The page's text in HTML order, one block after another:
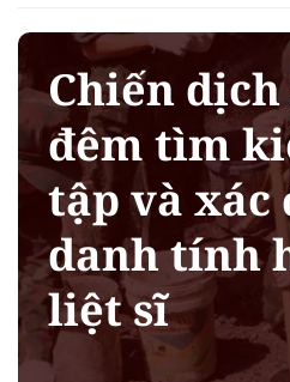
Chiến dịch
đêm tìm
tập và xác
danh tính
liệt sĩ